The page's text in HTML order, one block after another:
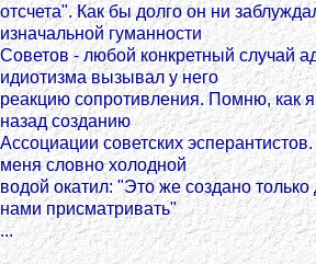
отсчета". Как бы долго он ни
изначальной гуманности
Советов - любой конкретный случай
идиотизма вызывал у него
реакцию сопротивления. Помню, как
назад созданию
Ассоциации советских
меня словно холодной
водой окатил: "Это же создано только
нами присматривать"
...